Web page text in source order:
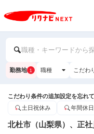
職種・キーワードから
勤務地 1 職種 こだわ
こだわり条件の追加設定を忘れ
土日祝休み
年間休
北杜市（山梨県）、正